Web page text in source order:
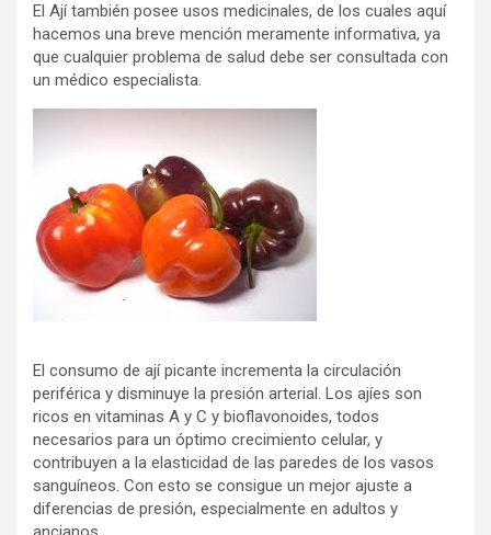
El Ají también posee usos medicinales, de los cuales aquí
hacemos una breve mención meramente informativa, ya
que cualquier problema de salud debe ser consultada con
un médico especialista.
El consumo de ají picante incrementa la circulación
periférica y disminuye la presión arterial. Los ajíes son
ricos en vitaminas A y C y bioflavonoides, todos
necesarios para un óptimo crecimiento celular, y
contribuyen a la elasticidad de las paredes de los vasos
sanguíneos. Con esto se consigue un mejor ajuste a
diferencias de presión, especialmente en adultos y